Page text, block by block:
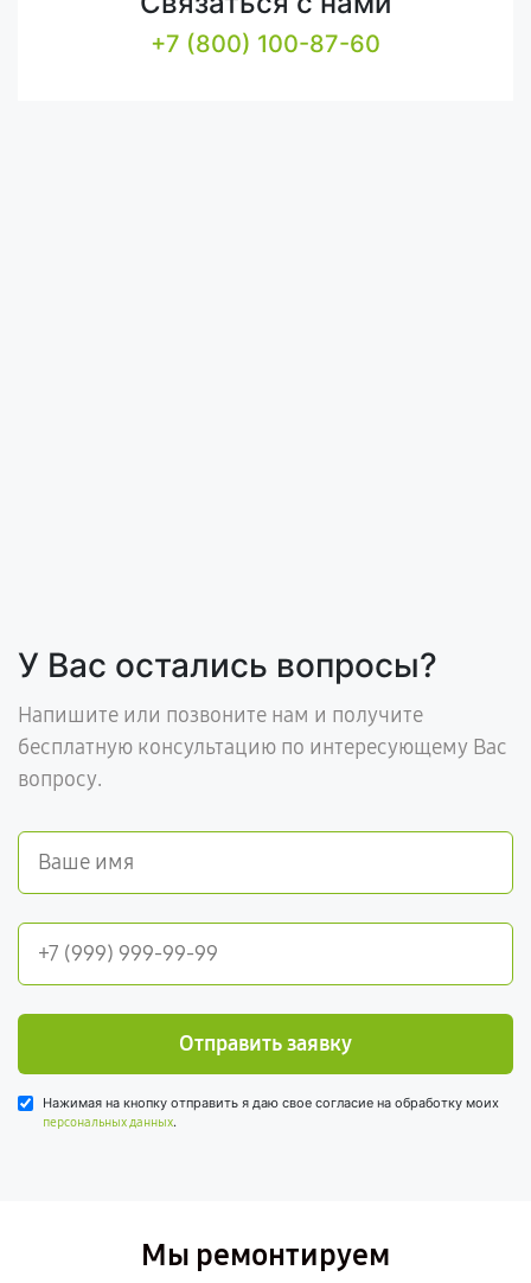
+7 (800) 100-87-60
У Вас остались вопросы?
Напишите или позвоните нам и получите
бесплатную консультацию по интересующему Вас
вопросу.
Отправить заявку
Нажимая на кнопку отправить я даю свое согласие на обработку моих
персональных данных.
Мы ремонтируем